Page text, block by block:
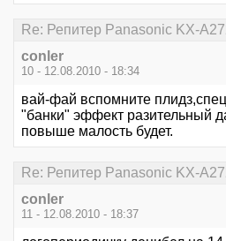
Re: Репитер Panasonic KX-
conler
10 - 12.08.2010 - 18:34
вай-фай вспомните
"банки" эффект разительный
повыше малость будет.
Re: Репитер Panasonic KX-
conler
11 - 12.08.2010 - 18:37